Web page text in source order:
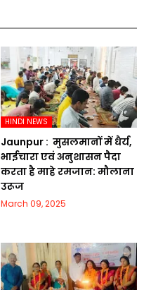
HINDI NEWS
Jaunpur : ​ मुसलमानों में धैर्य,
भाईचारा एवं अनुशासन पैदा
करता है माहे रमजान: मौलाना
उरूज
March 09, 2025